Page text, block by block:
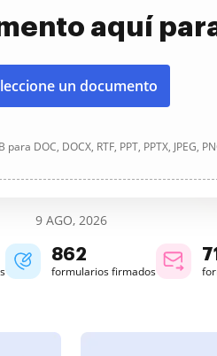
aquí
un documento
DOC, DOCX, RTF, PPT, PPTX, JPEG,
9 AGO, 2026
862
formularios firmados